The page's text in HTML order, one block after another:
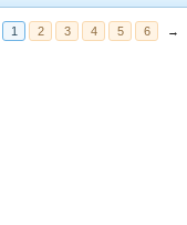
1 2 3 4 5 6 →